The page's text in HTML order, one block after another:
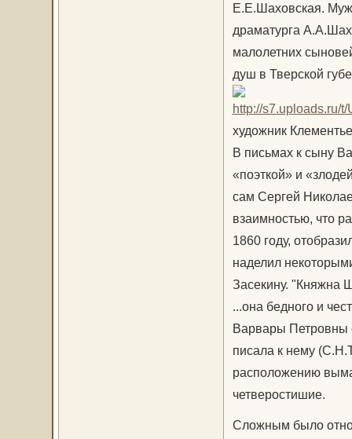
Е.Е.Шаховская.
драматурга
малолетних
душ в Тверской
художник
В письмах к сыну
«поэткой» и
сам Сергей
взаимностью, что
1860 году,
наделил
Засекину. "Княжна
...она бедного и
Варвары Петровны
писала к нему
расположению
четверостишие.
Сложным было